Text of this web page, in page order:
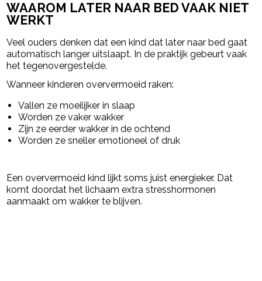
WAAROM LATER NAAR BED VAAK NIET
WERKT
Veel ouders denken dat een kind dat later naar bed gaat
automatisch langer uitslaapt. In de praktijk gebeurt vaak
het tegenovergestelde.
Wanneer kinderen oververmoeid raken:
Vallen ze moeilijker in slaap
Worden ze vaker wakker
Zijn ze eerder wakker in de ochtend
Worden ze sneller emotioneel of druk
Een oververmoeid kind lijkt soms juist energieker. Dat
komt doordat het lichaam extra stresshormonen
aanmaakt om wakker te blijven.